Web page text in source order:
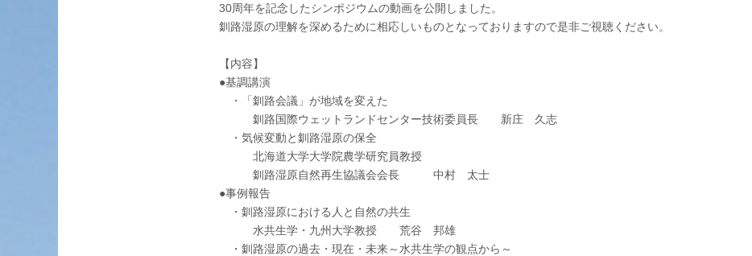
30周年を記念したシンポジウムの動画を公開しました。
釧路湿原の理解を深めるために相応しいものとなっておりますので是非ご視聴ください。
【内容】
●基調講演
・「釧路会議」が地域を変えた
釧路国際ウェットランドセンター技術委員長 新庄 久志
・気候変動と釧路湿原の保全
北海道大学大学院農学研究員教授
釧路湿原自然再生協議会会長 中村 太士
●事例報告
・釧路湿原における人と自然の共生
水共生学・九州大学教授 荒谷 邦雄
・釧路湿原の過去・現在・未来～水共生学の観点から～